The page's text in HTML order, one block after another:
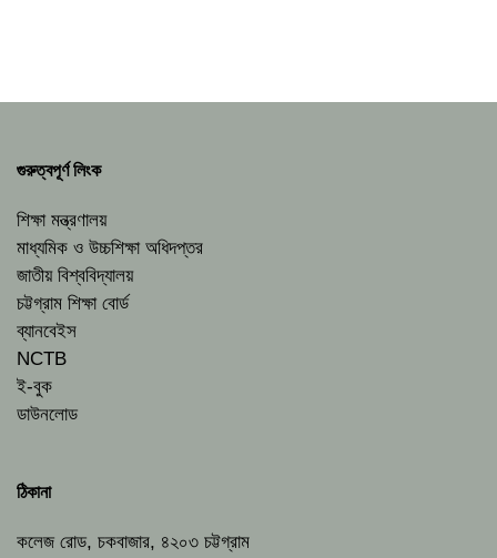
গুরুত্বপূর্ণ লিংক
শিক্ষা মন্ত্রণালয়
মাধ্যমিক ও উচ্চশিক্ষা অধিদপ্তর
জাতীয় বিশ্ববিদ্যালয়
চট্টগ্রাম শিক্ষা বোর্ড
ব্যানবেইস
NCTB
ই-বুক
ডাউনলোড
ঠিকানা
কলেজ রোড, চকবাজার, ৪২০৩ চট্টগ্রাম